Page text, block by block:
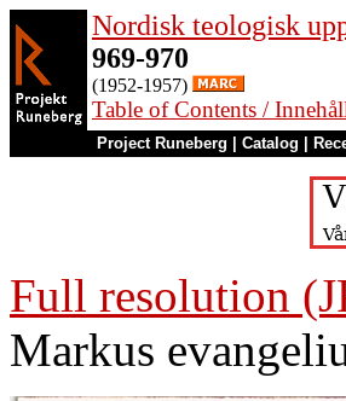
Nordisk teologisk
969-970
(1952-1957)
Table of Contents /
Project Runeberg Catalog
Full resolution
Markus